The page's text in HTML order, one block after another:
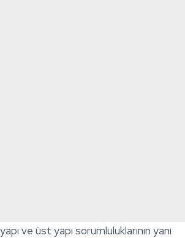
ve üst yapı sorumluluklarının yanı